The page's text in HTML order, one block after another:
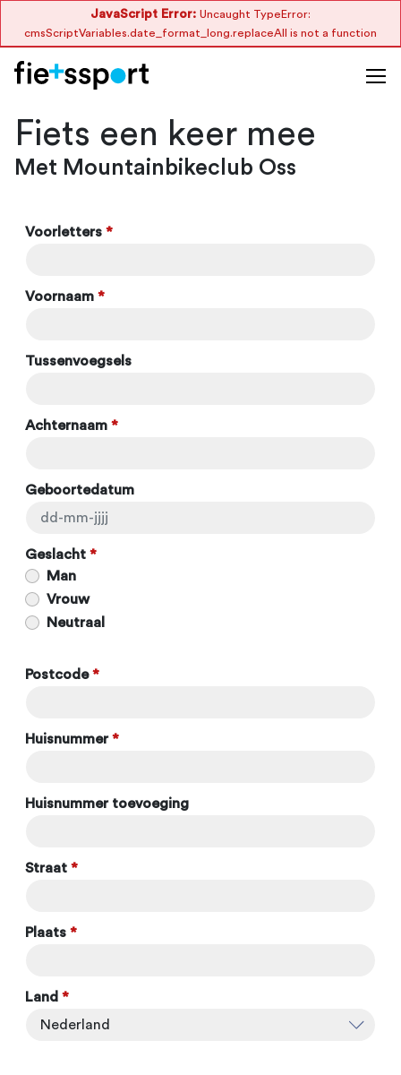
JavaScript Error: Uncaught TypeError:
cmsScriptVariables.date_format_long.replaceAll is not a function
Fiets een keer mee
Met Mountainbikeclub Oss
Voorletters *
Voornaam *
Tussenvoegsels
Achternaam *
Geboortedatum
Geslacht *
Man
Vrouw
Neutraal
Postcode *
Huisnummer *
Huisnummer toevoeging
Straat *
Plaats *
Land *